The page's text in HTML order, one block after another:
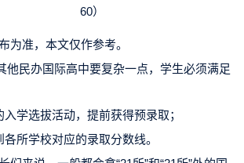
60）
为准，本文仅作参考。
他民办国际高中要复杂一点，学生必须满足
学选拔活动，提前获得预录取；
所学校对应的录取分数线。